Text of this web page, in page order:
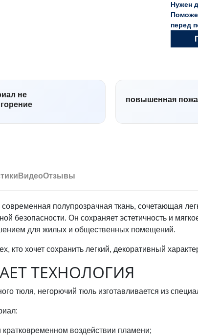
Нужен
перед
не
повышенная
ВидеоОтзывы
полупрозрачная ткань, сочетающая
безопасности. Он сохраняет эстетичность и
для жилых и общественных помещений.
кто хочет сохранить легкий, декоративный
ТЕХНОЛОГИЯ
тюля, негорючий тюль изготавливается из
кратковременном воздействии пламени;